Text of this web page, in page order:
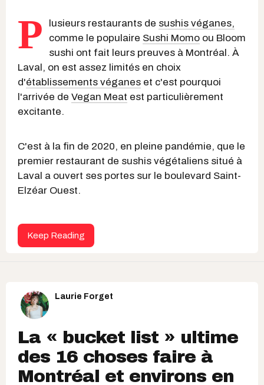
P lusieurs restaurants de sushis véganes,
comme le populaire Sushi Momo ou Bloom
sushi ont fait leurs preuves à Montréal. À
Laval, on est assez limités en choix
d'établissements véganes et c'est pourquoi
l'arrivée de Vegan Meat est particulièrement
excitante.
C'est à la fin de 2020, en pleine pandémie, que le
premier restaurant de sushis végétaliens situé à
Laval a ouvert ses portes sur le boulevard Saint-
Elzéar Ouest.
Keep Reading
Laurie Forget
La « bucket list » ultime
des 16 choses faire à
Montréal et environs en